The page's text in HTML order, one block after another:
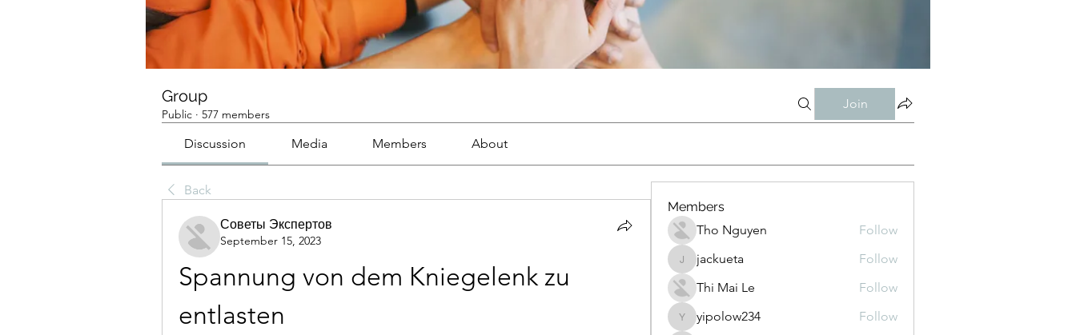
Group
Public · 577 members
Join
Discussion Media Members About
Back
Советы Экспертов
September 15, 2023
Spannung von dem Kniegelenk zu
entlasten
Members
Tho Nguyen
Follow
jackueta
jackueta
Follow
Thi Mai Le
Follow
yipolow234
yipolow234 Follow